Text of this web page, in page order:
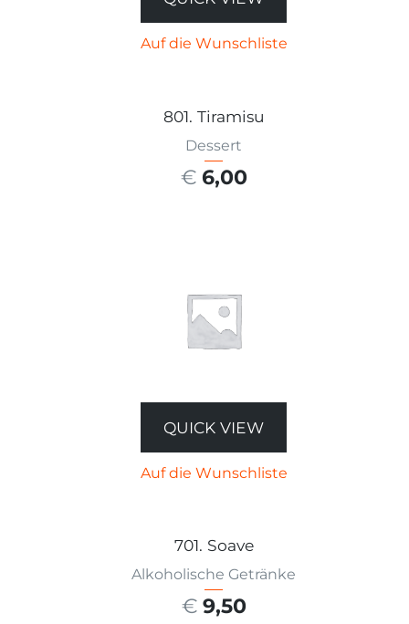
Auf die Wunschliste
801. Tiramisu
Dessert
€ 6,00
QUICK VIEW
Auf die Wunschliste
701. Soave
Alkoholische Getränke
€ 9,50